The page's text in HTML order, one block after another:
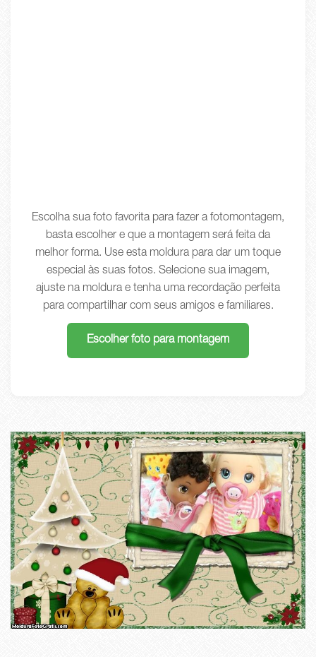
Escolha sua foto favorita para fazer a fotomontagem,
basta escolher e que a montagem será feita da
melhor forma. Use esta moldura para dar um toque
especial às suas fotos. Selecione sua imagem,
ajuste na moldura e tenha uma recordação perfeita
para compartilhar com seus amigos e familiares.
Escolher foto para montagem